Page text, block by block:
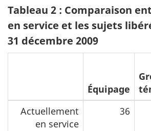
Tableau 2 : Comparaison
en service et les sujets
31 décembre 2009
Équipage
Actuellement
en service
36